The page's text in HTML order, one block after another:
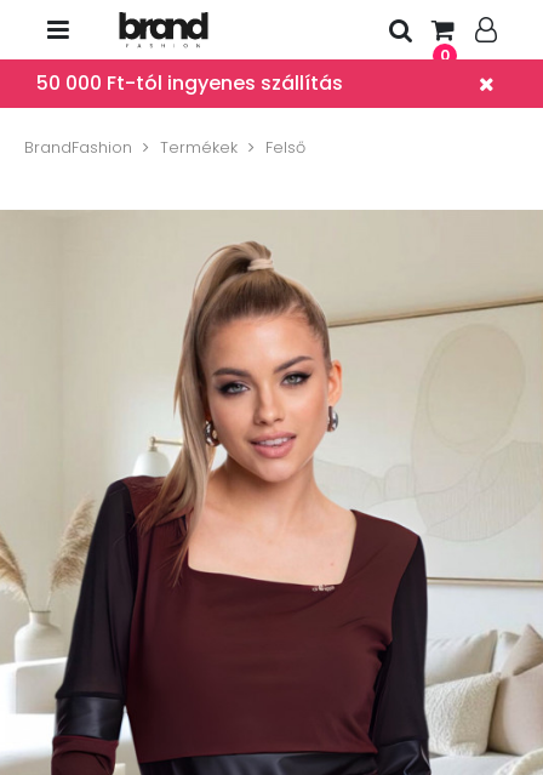
0
50 000 Ft-tól ingyenes szállítás
BrandFashion Termékek Felső